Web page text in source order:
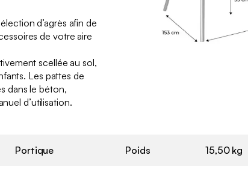
d’agrès afin de
de votre aire
scellée au sol,
Les pattes de
dans le béton,
d’utilisation.
Portique Poids 15,50 kg